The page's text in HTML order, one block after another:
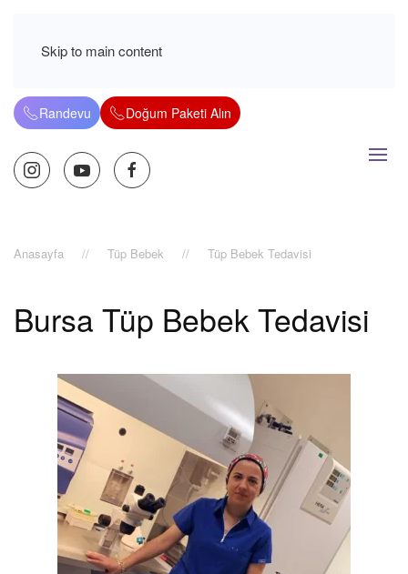
Skip to main content
Randevu Doğum Paketi Alın
Anasayfa Tüp Bebek Tüp Bebek Tedavisi
Bursa Tüp Bebek Tedavisi